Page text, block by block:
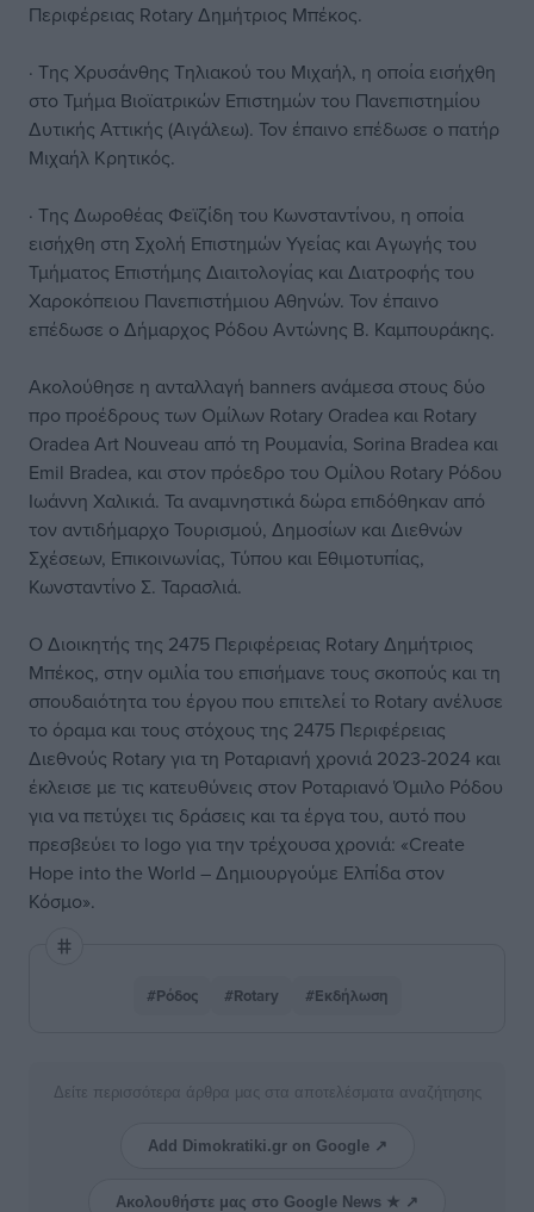
Περιφέρειας Rotary Δημήτριος Μπέκος.
· Της Χρυσάνθης Τηλιακού του Μιχαήλ, η οποία εισήχθη
στο Τμήμα Βιοϊατρικών Επιστημών του Πανεπιστημίου
Δυτικής Αττικής (Αιγάλεω). Τον έπαινο επέδωσε ο πατήρ
Μιχαήλ Κρητικός.
· Της Δωροθέας Φεϊζίδη του Κωνσταντίνου, η οποία
εισήχθη στη Σχολή Επιστημών Υγείας και Αγωγής του
Τμήματος Επιστήμης Διαιτολογίας και Διατροφής του
Χαροκόπειου Πανεπιστήμιου Αθηνών. Τον έπαινο
επέδωσε ο Δήμαρχος Ρόδου Αντώνης Β. Καμπουράκης.
Ακολούθησε η ανταλλαγή banners ανάμεσα στους δύο
προ προέδρους των Ομίλων Rotary Oradea και Rotary
Oradea Art Nouveau από τη Ρουμανία, Sorina Bradea και
Emil Bradea, και στον πρόεδρο του Ομίλου Rotary Ρόδου
Ιωάννη Χαλικιά. Τα αναμνηστικά δώρα επιδόθηκαν από
τον αντιδήμαρχο Τουρισμού, Δημοσίων και Διεθνών
Σχέσεων, Επικοινωνίας, Τύπου και Εθιμοτυπίας,
Κωνσταντίνο Σ. Ταρασλιά.
Ο Διοικητής της 2475 Περιφέρειας Rotary Δημήτριος
Μπέκος, στην ομιλία του επισήμανε τους σκοπούς και τη
σπουδαιότητα του έργου που επιτελεί το Rotary ανέλυσε
το όραμα και τους στόχους της 2475 Περιφέρειας
Διεθνούς Rotary για τη Ροταριανή χρονιά 2023-2024 και
έκλεισε με τις κατευθύνεις στον Ροταριανό Όμιλο Ρόδου
για να πετύχει τις δράσεις και τα έργα του, αυτό που
πρεσβεύει το logo για την τρέχουσα χρονιά: «Create
Hope into the World – Δημιουργούμε Ελπίδα στον
Κόσμο».
#Ρόδος #Rotary #Εκδήλωση
Δείτε περισσότερα άρθρα μας στα αποτελέσματα αναζήτησης
Add Dimokratiki.gr on Google ↗
Ακολουθήστε μας στο Google News ★ ↗